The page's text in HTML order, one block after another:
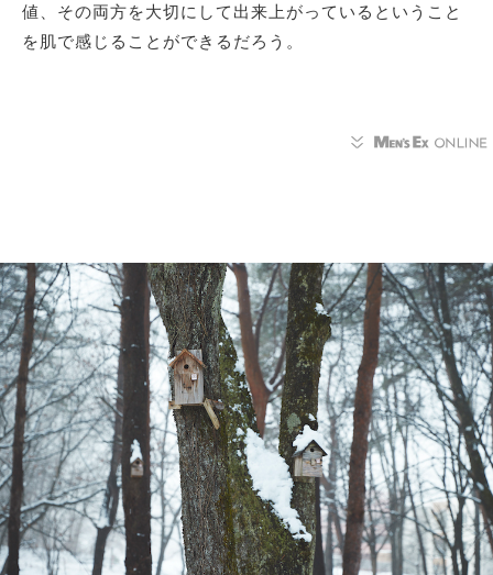
値、その両方を大切にして出来上がっているということ
を肌で感じることができるだろう。